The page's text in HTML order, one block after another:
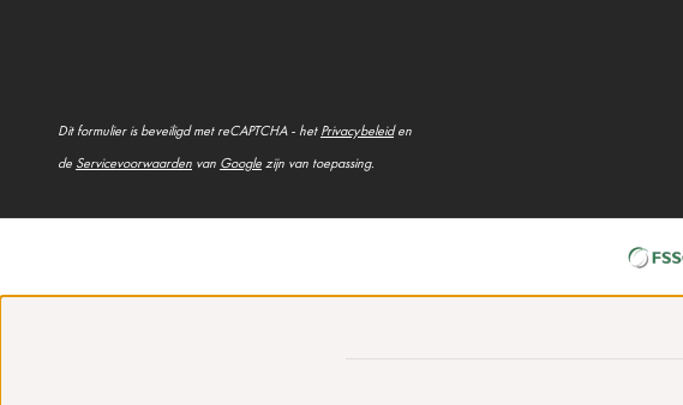
Dit formulier is beveiligd met reCAPTCHA - hetPrivacybeleiden
de Servicevoorwaarden van Googlezijn van toepassing.